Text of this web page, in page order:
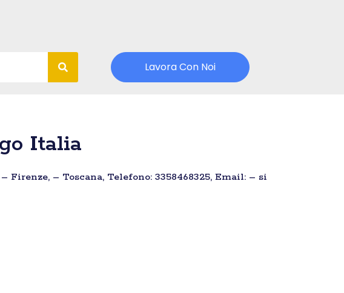
Lavora Con Noi
Italia
– Toscana, Telefono: 3358468325, Email: – si